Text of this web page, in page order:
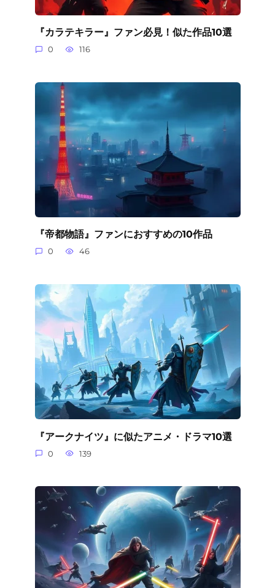
『カラテキラー』ファン必見！似た作品10選
0 116
『帝都物語』ファンにおすすめの10作品
0 46
『アークナイツ』に似たアニメ・ドラマ10選
0 139